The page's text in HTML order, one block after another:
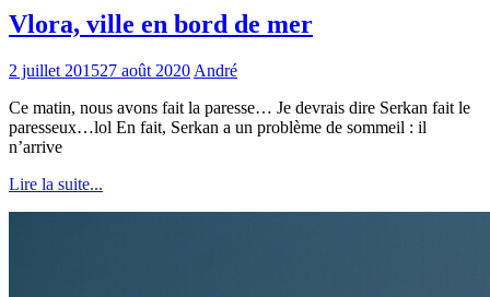
Vlora, ville en bord de mer
2 juillet 201527 août 2020 André
Ce matin, nous avons fait la paresse… Je devrais dire Serkan fait le
paresseux…lol En fait, Serkan a un problème de sommeil : il
n’arrive
Lire la suite...